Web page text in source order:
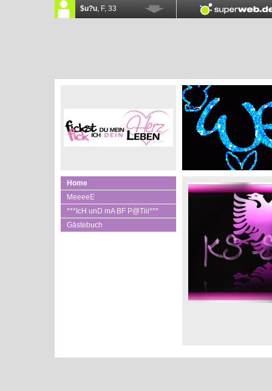
Home
MeeeeE
***IcH unD mA BF P@Tiii***
Gästebuch